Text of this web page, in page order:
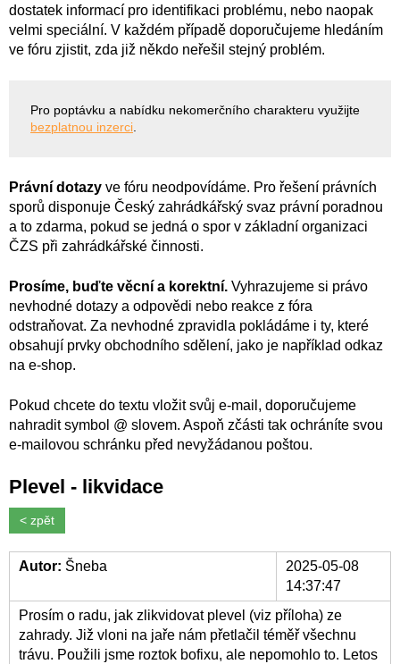
dostatek informací pro identifikaci problému, nebo naopak
velmi speciální. V každém případě doporučujeme hledáním
ve fóru zjistit, zda již někdo neřešil stejný problém.
Pro poptávku a nabídku nekomerčního charakteru využijte
bezplatnou inzerci.
Právní dotazy ve fóru neodpovídáme. Pro řešení právních
sporů disponuje Český zahrádkářský svaz právní poradnou
a to zdarma, pokud se jedná o spor v základní organizaci
ČZS při zahrádkářské činnosti.
Prosíme, buďte věcní a korektní. Vyhrazujeme si právo
nevhodné dotazy a odpovědi nebo reakce z fóra
odstraňovat. Za nevhodné zpravidla pokládáme i ty, které
obsahují prvky obchodního sdělení, jako je například odkaz
na e-shop.
Pokud chcete do textu vložit svůj e-mail, doporučujeme
nahradit symbol @ slovem. Aspoň zčásti tak ochráníte svou
e-mailovou schránku před nevyžádanou poštou.
Plevel - likvidace
< zpět
Autor: Šneba
2025-05-08
14:37:47
Prosím o radu, jak zlikvidovat plevel (viz příloha) ze
zahrady. Již vloni na jaře nám přetlačil téměř všechnu
trávu. Použili jsme roztok bofixu, ale nepomohlo to. Letos